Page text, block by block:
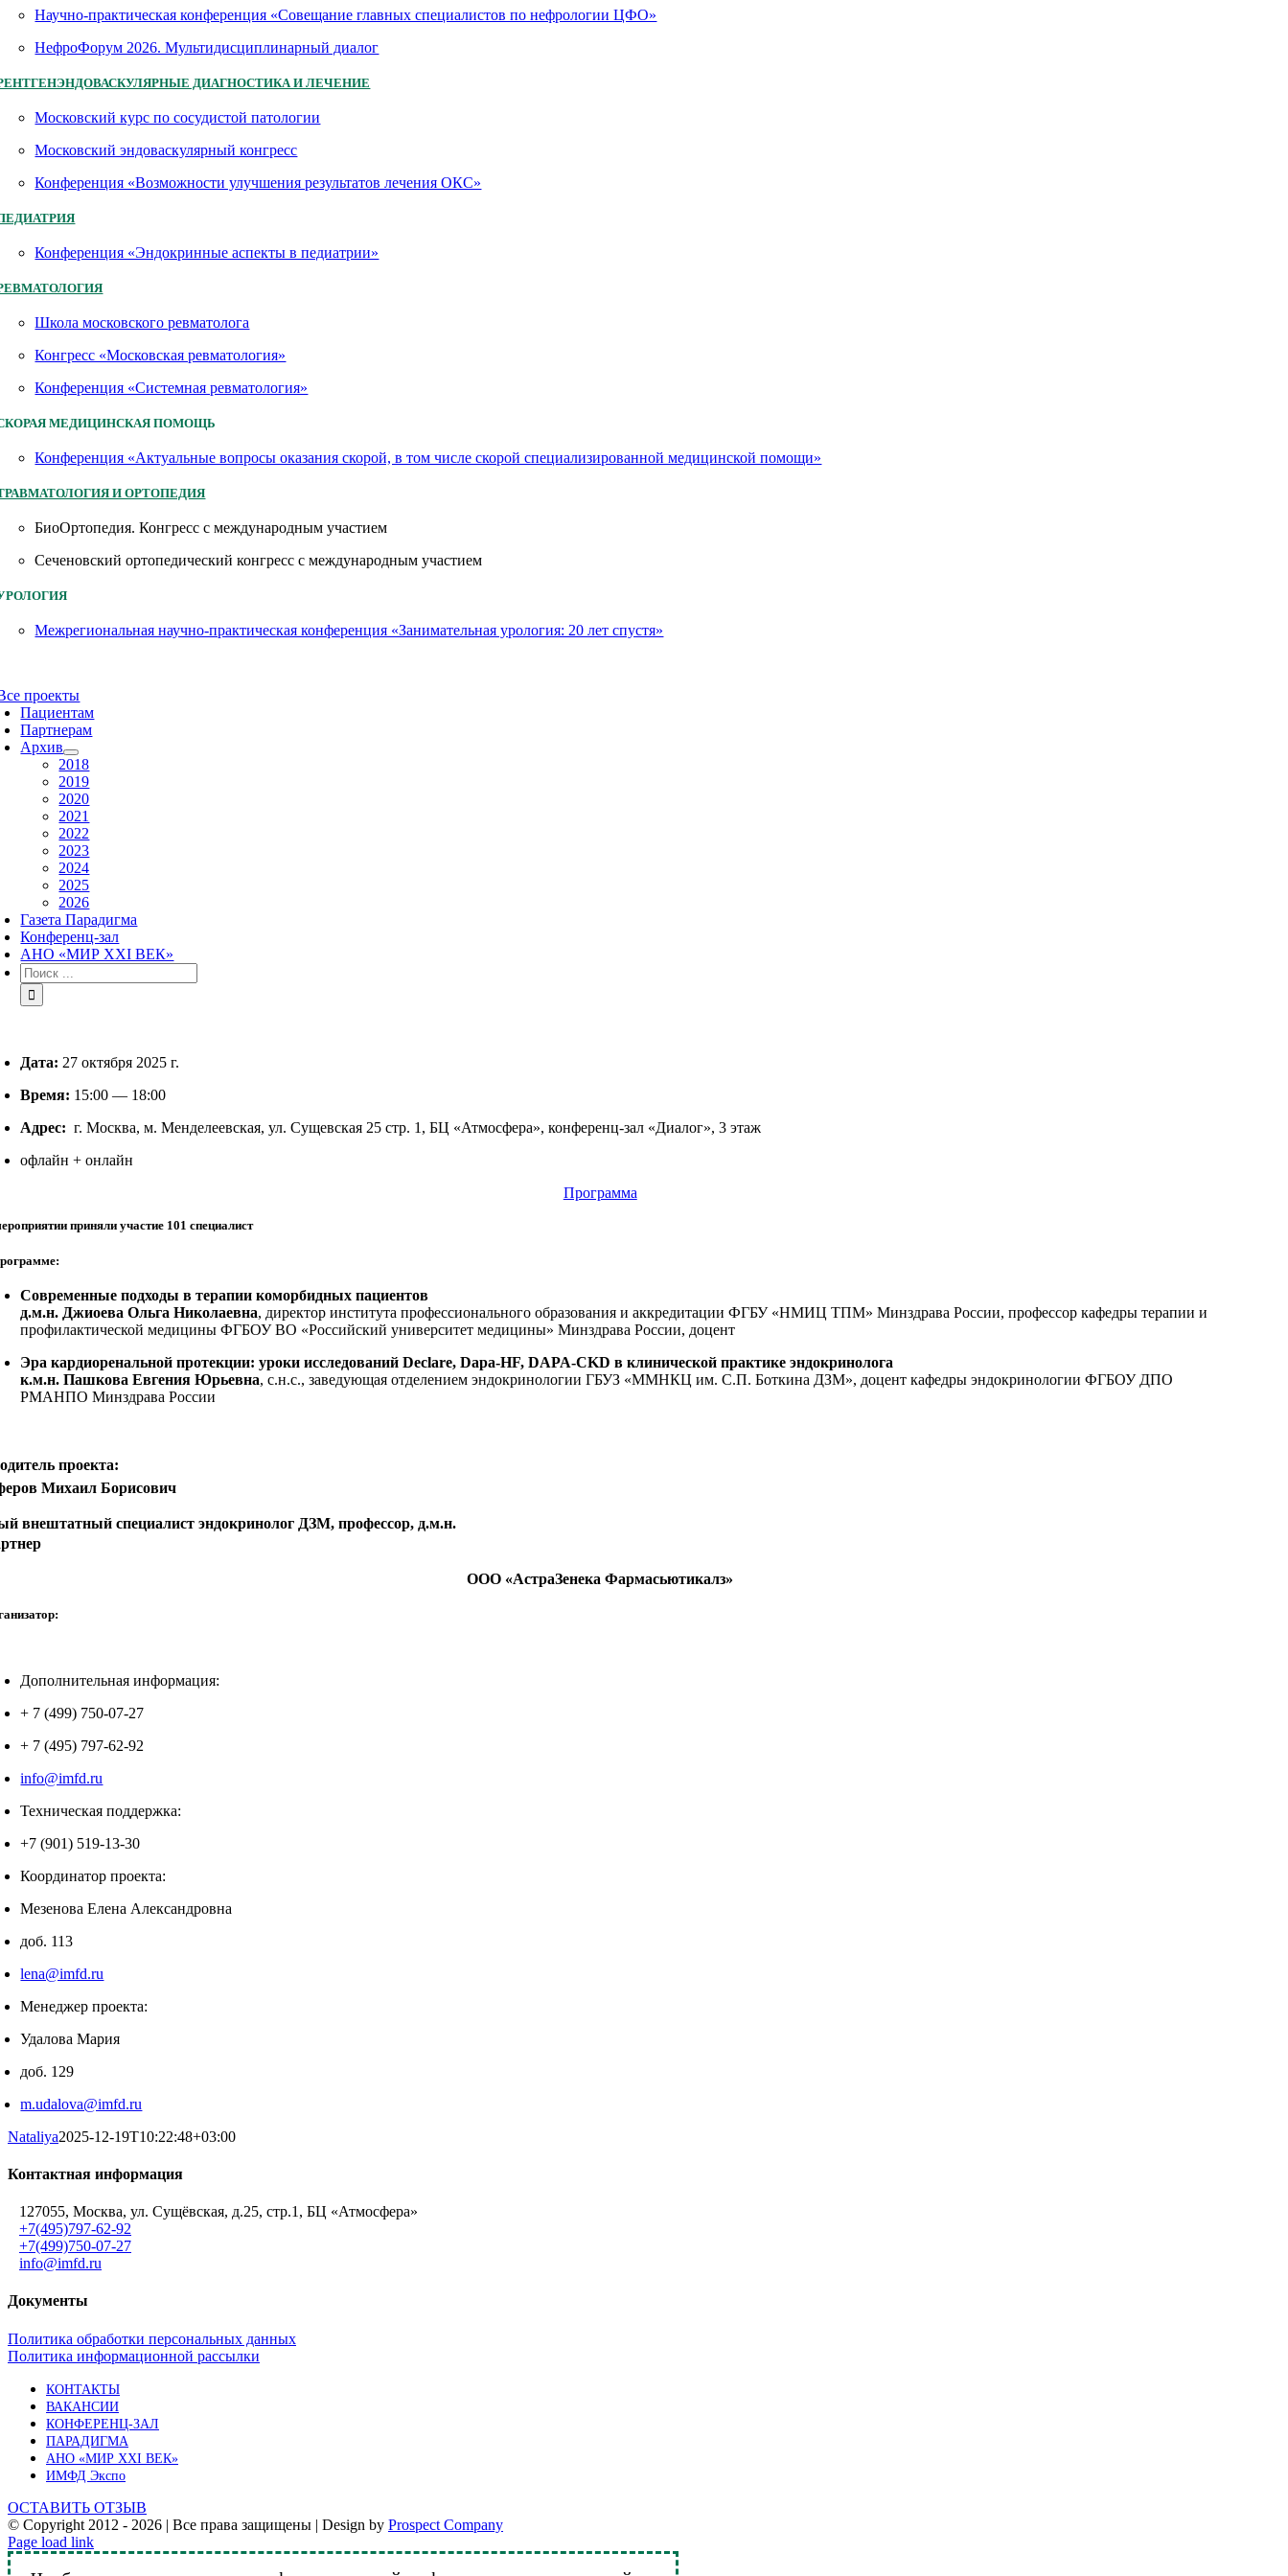
Научно-практическая конференция «Совещание главных специалистов по нефрологии ЦФО»
НефроФорум 2026. Мультидисциплинарный диалог
ДИАГНОСТИКА И ЛЕЧЕНИЕ
Московский курс по сосудистой патологии
Московский эндоваскулярный конгресс
Конференция «Возможности улучшения результатов лечения ОКС»
Конференция «Эндокринные аспекты в педиатрии»
Школа московского ревматолога
Конгресс «Московская ревматология»
Конференция «Системная ревматология»
МЕДИЦИНСКАЯ ПОМОЩЬ
Конференция «Актуальные вопросы оказания скорой, в том числе скорой специализированной медицинской помощи»
И ОРТОПЕДИЯ
БиоОртопедия. Конгресс с международным участием
Сеченовский ортопедический конгресс с международным участием
Межрегиональная научно-практическая конференция «Занимательная урология: 20 лет спустя»
проекты
Пациентам
Партнерам
Архив
2018
2019
2020
2021
2022
2023
2024
2025
2026
Газета Парадигма
Конференц-зал
АНО «МИР XXI ВЕК»
Результат
поиска:
Дата: 27 октября 2025 г.
Время: 15:00 — 18:00
Адрес:г. Москва, м. Менделеевская, ул. Сущевская 25 стр. 1, БЦ «Атмосфера», конференц-зал «Диалог», 3 этаж
офлайн + онлайн
Программа
приняли участие 101 специалист
Современные подходы в терапии коморбидных пациентов
д.м.н. Джиоева Ольга Николаевна, директор института профессионального образования и аккредитации ФГБУ «НМИЦ ТПМ» Минздрава России, профессор кафедры терапии и
профилактической медицины ФГБОУ ВО «Российский университет медицины» Минздрава России, доцент
Эра кардиоренальной протекции: уроки исследований Declare, Dapa-HF, DAPA-CKD в клинической практике эндокринолога
к.м.н. Пашкова Евгения Юрьевна, с.н.с., заведующая отделением эндокринологии ГБУЗ «ММНКЦ им. С.П. Боткина ДЗМ», доцент кафедры эндокринологии ФГБОУ ДПО
РМАНПО Минздрава России
проекта:
Михаил Борисович
внештатный специалист эндокринолог ДЗМ, профессор, д.м.н.
ООО «АстраЗенека Фармасьютикалз»
Дополнительная информация:
+ 7 (499) 750-07-27
+ 7 (495) 797-62-92
info@imfd.ru
Техническая поддержка:
+7 (901) 519-13-30
Координатор проекта:
Мезенова Елена Александровна
доб. 113
lena@imfd.ru
Менеджер проекта:
Удалова Мария
доб. 129
m.udalova@imfd.ru
Nataliya2025-12-19T10:22:48+03:00
Контактная информация
127055, Москва, ул. Сущёвская, д.25, стр.1, БЦ «Атмосфера»
+7(495)797-62-92
+7(499)750-07-27
info@imfd.ru
Документы
Политика обработки персональных данных
Политика информационной рассылки
КОНТАКТЫ
ВАКАНСИИ
КОНФЕРЕНЦ-ЗАЛ
ПАРАДИГМА
АНО «МИР XXI ВЕК»
ИМФД Экспо
ОСТАВИТЬ ОТЗЫВ
© Copyright 2012 - 2026 | Все права защищены | Design by Prospect Company
Vk
Telegram
YouTube
Email
Page load link